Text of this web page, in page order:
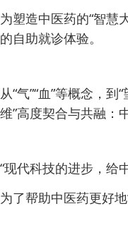
为塑造中医药的“智慧
的自助就诊体验。
从“气”“血”等概念，
维”高度契合与共融：
“现代科技的进步，给
为了帮助中医药更好地